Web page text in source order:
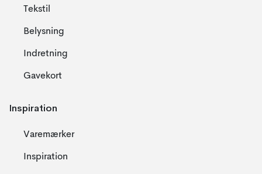
Tekstil
Belysning
Indretning
Gavekort
Inspiration
Varemærker
Inspiration